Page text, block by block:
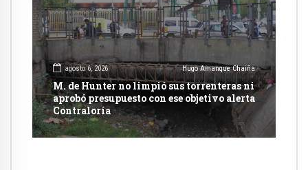
agosto 6, 2026 Hugo Amanque Chaiña
M. de Hunter no limpió sus torrenteras ni
aprobó presupuesto con ese objetivo alerta
Contraloría